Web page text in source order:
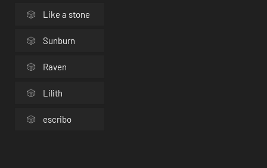
Like a stone
Sunburn
Raven
Lilith
escribo